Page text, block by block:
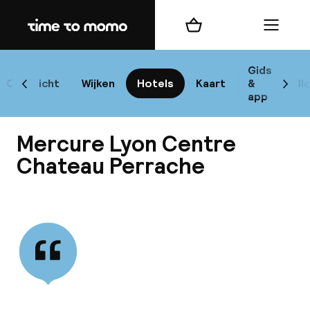
Home
Overzicht Wijken Hotels Kaart
Gids
&
app
Scroll naar links
Winkelmand Menu
Mercure Lyon Centre
Chateau Perrache